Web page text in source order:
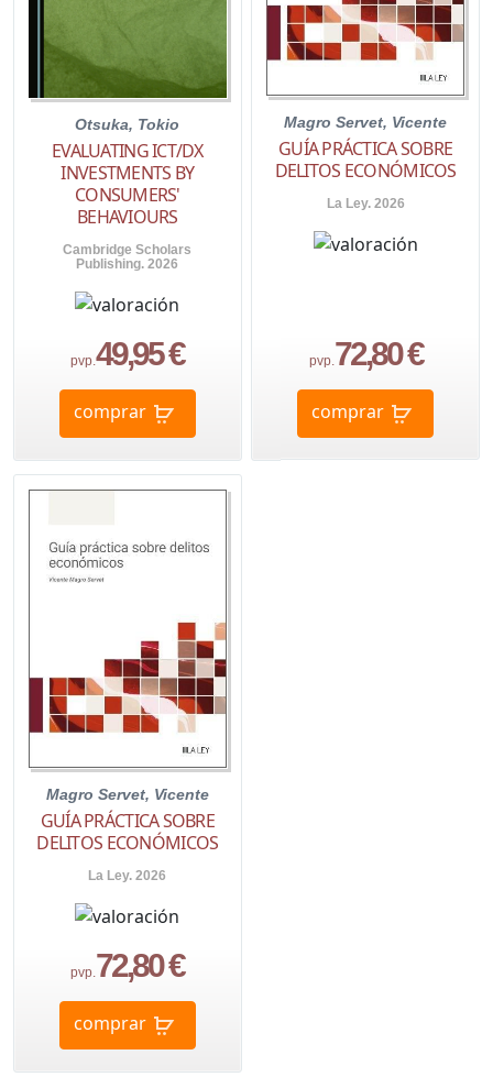
Otsuka, Tokio
EVALUATING ICT/DX
INVESTMENTS BY
CONSUMERS'
BEHAVIOURS
Cambridge Scholars
Publishing. 2026
pvp.49,95 €
comprar
Magro Servet, Vicente
GUÍA PRÁCTICA SOBRE
DELITOS ECONÓMICOS
La Ley. 2026
pvp. 72,80 €
comprar
Magro Servet, Vicente
GUÍA PRÁCTICA SOBRE
DELITOS ECONÓMICOS
La Ley. 2026
pvp.72,80 €
comprar